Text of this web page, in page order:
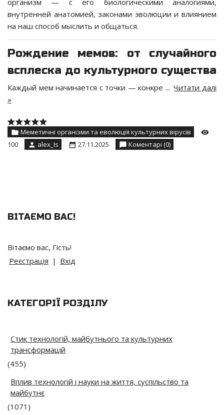
организм — с его биологическими аналогиями,
внутренней анатомией, законами эволюции и влиянием
на наш способ мыслить и общаться.
Рождение мемов: от случайного
всплеска до культурного существа
Каждый мем начинается с точки — конкре ... Читати далі
»
Меметичні організми та еволюція культурних вірусів
100
alex_Is 27.11.2025 Коментарі (0)
ВІТАЄМО ВАС!
Вітаємо вас, Гість!
Реєстрація | Вхід
КАТЕГОРІЇ РОЗДІЛУ
Стик технологій, майбутнього та культурних
трансформацій
(455)
Вплив технологій і науки на життя, суспільство та
майбутнє
(1071)